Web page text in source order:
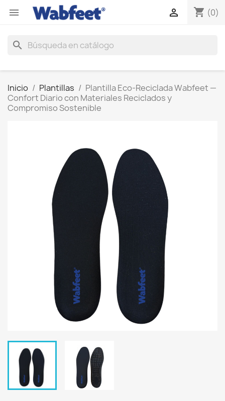
 shopping_cart (0)

search
Inicio Plantillas
Plantilla Eco-Reciclada Wabfeet —
Confort Diario con Materiales Reciclados y
Compromiso Sostenible